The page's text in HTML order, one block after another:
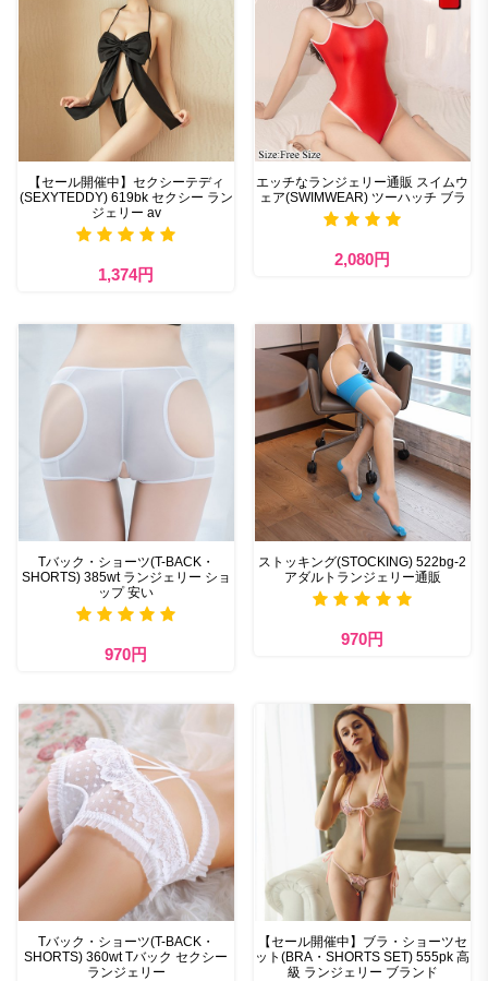
【セール開催中】セクシーテディ
(SEXYTEDDY) 619bk セクシー ラン
ジェリー av
1,374円
エッチなランジェリー通販 スイムウ
ェア(SWIMWEAR) ツーハッチ ブラ
2,080円
Tバック・ショーツ(T-BACK・
SHORTS) 385wt ランジェリー ショ
ップ 安い
970円
ストッキング(STOCKING) 522bg-2
アダルトランジェリー通販
970円
Tバック・ショーツ(T-BACK・
SHORTS) 360wt Tバック セクシー
ランジェリー
【セール開催中】ブラ・ショーツセ
ット(BRA・SHORTS SET) 555pk 高
級 ランジェリー ブランド